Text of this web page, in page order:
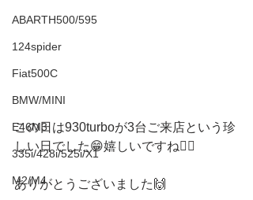
ABARTH500/595
124spider
Fiat500C
BMW/MINI
E46M3
335i/428i/525i/X1
M2/M4
この日は930turboが3台ご来店という珍
しい日でした😁嬉しいですね❤️‍🔥
ありがとうございました🙌